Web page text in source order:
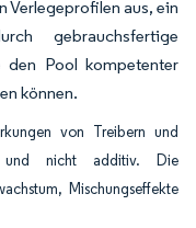
Verlegeprofilen aus, ein
gebrauchsfertige
den Pool kompetenter
können.
von Treibern und
und nicht additiv. Die
Mischungseffekte